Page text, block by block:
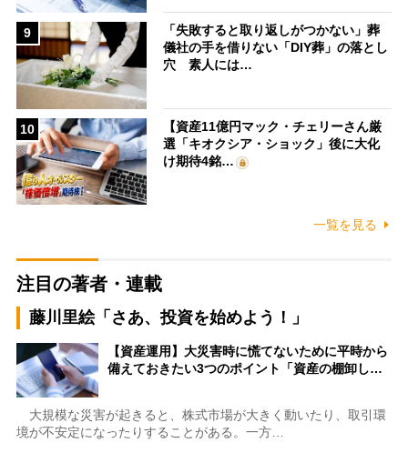
9
「失敗すると取り返しがつかない」葬
儀社の手を借りない「DIY葬」の落とし
穴 素人には…
10
【資産11億円マック・チェリーさん厳
選「キオクシア・ショック」後に大化
け期待4銘…
一覧を見る
注目の著者・連載
藤川里絵「さあ、投資を始めよう！」
【資産運用】大災害時に慌てないために平時から
備えておきたい3つのポイント「資産の棚卸し…
大規模な災害が起きると、株式市場が大きく動いたり、取引環
境が不安定になったりすることがある。一方…